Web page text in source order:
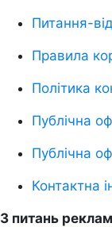
Питання-
Правила
Політика
Публічна
Публічна
Контактна
З питань